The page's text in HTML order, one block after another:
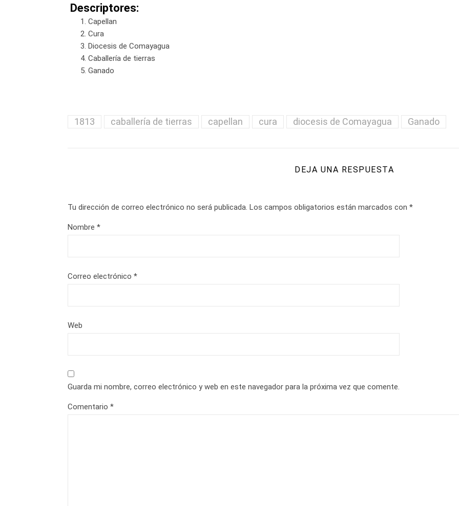
Descriptores:
Capellan
Cura
Diocesis de Comayagua
Caballería de tierras
Ganado
1813 caballería de tierras capellan cura diocesis de Comayagua Ganado
DEJA UNA RESPUESTA
Tu dirección de correo electrónico no será publicada. Los campos obligatorios están marcados con *
Nombre *
Correo electrónico *
Web
Guarda mi nombre, correo electrónico y web en este navegador para la próxima vez que comente.
Comentario *